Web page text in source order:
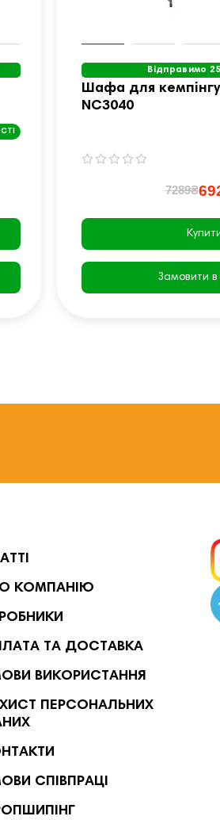
Відправимо
Шафа для кемпінгу
NC3040
7289₴
Замовити в
КОМПАНІЮ
ТА ДОСТАВКА
ВИКОРИСТАННЯ
ПЕРСОНАЛЬНИХ
СПІВПРАЦІ